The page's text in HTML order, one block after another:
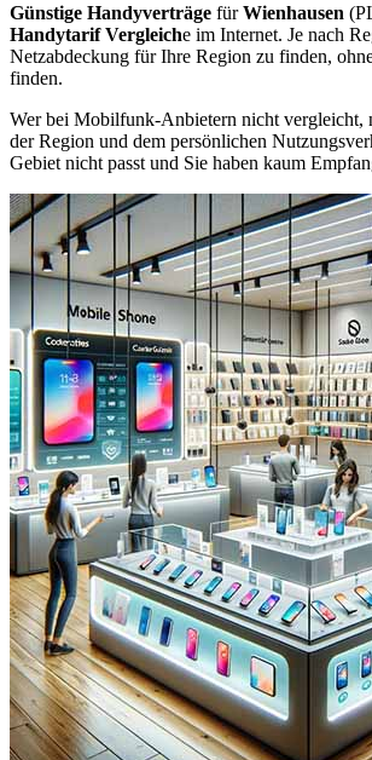
Günstige Handyverträge fürWienhausen
Handytarif Vergleiche im Internet. Je nach
Netzabdeckung für Ihre Region zu finden,
finden.
Wer bei Mobilfunk-Anbietern nicht vergleicht,
der Region und dem persönlichen
Gebiet nicht passt und Sie haben kaum